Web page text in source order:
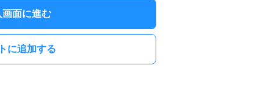
画面に進む
に追加する